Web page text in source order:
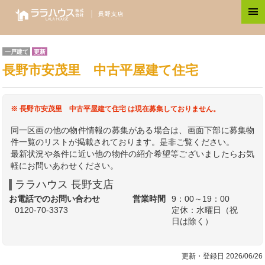
一戸建て 更新
長野市安茂里 中古平屋建て住宅
※ 長野市安茂里 中古平屋建て住宅 は現在募集しておりません。
同一区画の他の物件情報の募集がある場合は、画面下部に募集物
件一覧のリストが掲載されております。是非ご覧ください。
最新状況や条件に近い他の物件の紹介希望等ございましたらお気
軽にお問いあわせください。
ララハウス 長野支店
お電話でのお問い合わせ
0120-70-3373
営業時間
9：00～19：00
定休：水曜日（祝
日は除く）
更新・登録日 2026/06/26